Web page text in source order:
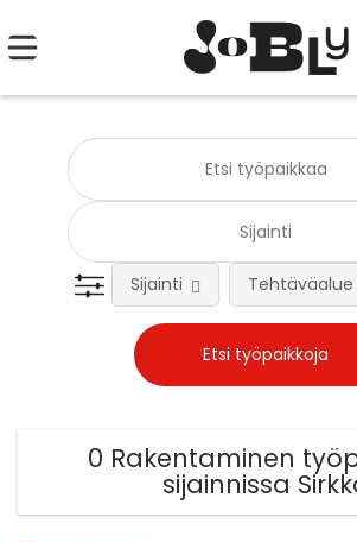
Sijainti Tehtäväalue
0 Rakentaminen
sijainnissa